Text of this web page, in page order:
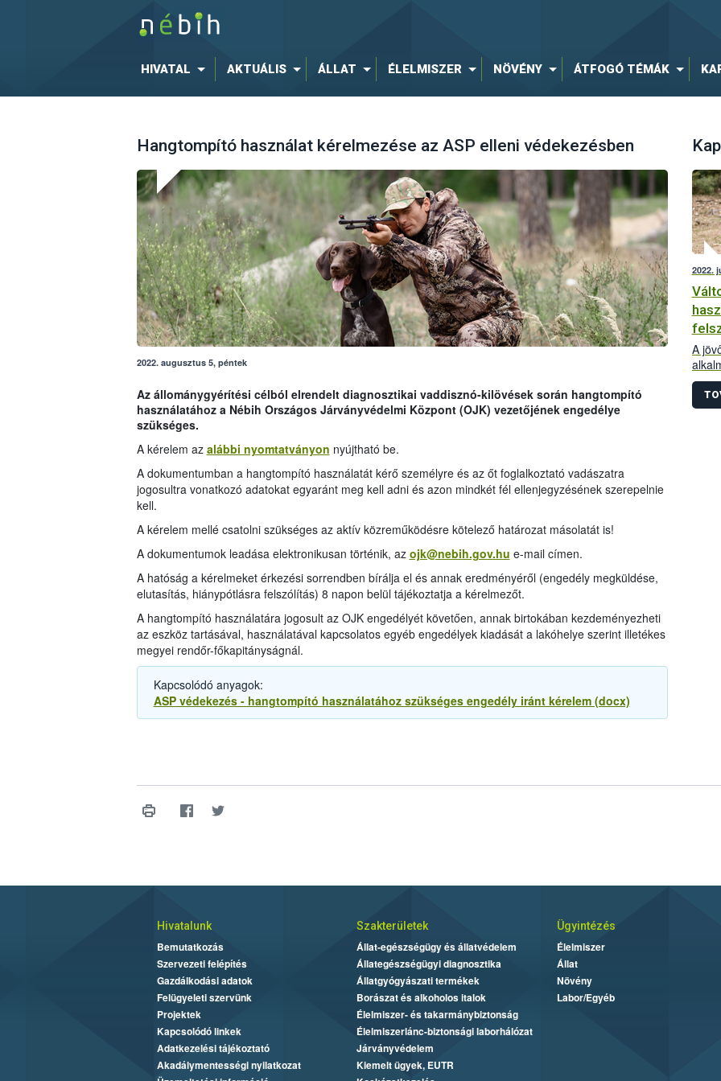
HIVATAL AKTUÁLIS ÁLLAT ÉLELMISZER NÖVÉNY ÁTFOGÓ TÉMÁK
Hangtompító használat kérelmezése az ASP elleni védekezésben
2022. augusztus 5, péntek
Az állománygyérítési célból elrendelt diagnosztikai vaddisznó-kilövések során hangtompító
használatához a Nébih Országos Járványvédelmi Központ (OJK) vezetőjének engedélye
szükséges.
A kérelem az alábbi nyomtatványon nyújtható be.
A dokumentumban a hangtompító használatát kérő személyre és az őt foglalkoztató vadászatra
jogosultra vonatkozó adatokat egyaránt meg kell adni és azon mindkét fél ellenjegyzésének szerepelnie
kell.
A kérelem mellé csatolni szükséges az aktív közreműködésre kötelező határozat másolatát is!
A dokumentumok leadása elektronikusan történik, az ojk@nebih.gov.hu e-mail címen.
A hatóság a kérelmeket érkezési sorrendben bírálja el és annak eredményéről (engedély megküldése,
elutasítás, hiánypótlásra felszólítás) 8 napon belül tájékoztatja a kérelmezőt.
A hangtompító használatára jogosult az OJK engedélyét követően, annak birtokában kezdeményezheti
az eszköz tartásával, használatával kapcsolatos egyéb engedélyek kiadását a lakóhelye szerint illetékes
megyei rendőr-főkapitányságnál.
Kapcsolódó anyagok:
ASP védekezés - hangtompító használatához szükséges engedély iránt kérelem (docx)
2022.
A
Hivatalunk
Bemutatkozás
Szervezeti felépítés
Gazdálkodási adatok
Felügyeleti szervünk
Projektek
Kapcsolódó linkek
Adatkezelési tájékoztató
Akadálymentességi nyilatkozat
Szakterületek
Állat-egészségügy és állatvédelem
Állategészségügyi diagnosztika
Állatgyógyászati termékek
Borászat és alkoholos italok
Élelmiszer- és takarmánybiztonság
Élelmiszerlánc-biztonsági laborhálózat
Járványvédelem
Kiemelt ügyek, EUTR
Ügyintézés
Élelmiszer
Állat
Növény
Labor/Egyéb